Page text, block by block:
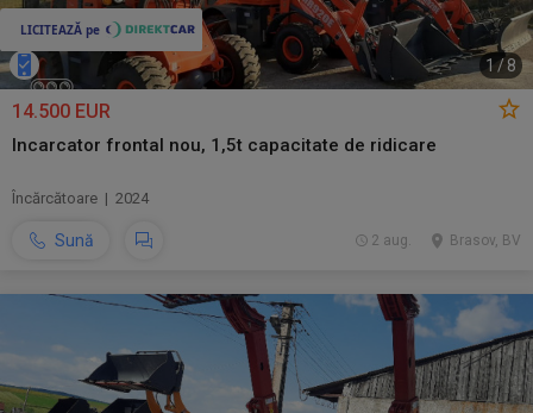
1/ 8
14.500 EUR
Incarcator frontal nou, 1,5t capacitate de ridicare
Încărcătoare | 2024
Sună Brasov, BV
2 aug.